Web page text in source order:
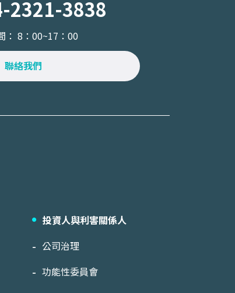
2321-3838
： 8：00~17：00
聯絡我們
投資人與利害關係人
公司治理
功能性委員會